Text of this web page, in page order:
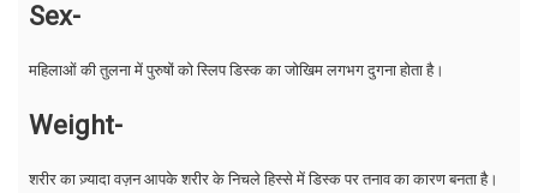
Sex-
महिलाओं की तुलना में पुरुषों को स्लिप डिस्क का जोखिम लगभग दुगना होता है।
Weight-
शरीर का ज़्यादा वज़न आपके शरीर के निचले हिस्से में डिस्क पर तनाव का कारण बनता है।